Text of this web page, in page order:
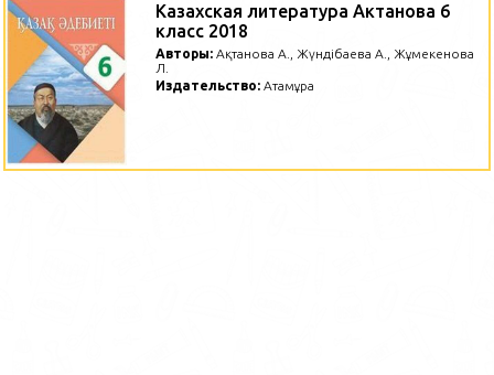
Казахская литература Актанова 6
класс 2018
Авторы: Ақтанова А., Жүндібаева А., Жұмекенова
Л.
Издательство: Атамұра